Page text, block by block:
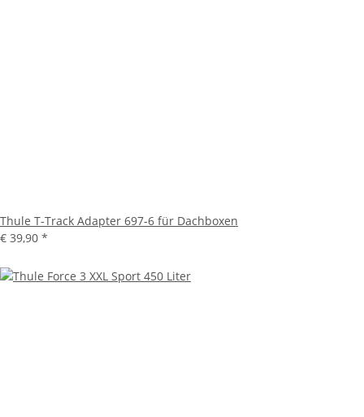
Thule T-Track Adapter 697-6 für Dachboxen
€ 39,90 *